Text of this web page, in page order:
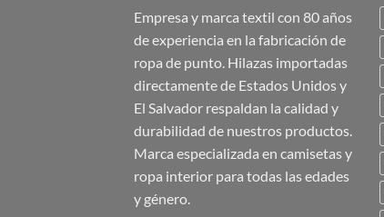
Empresa y marca textil con 80 años
de experiencia en la fabricación de
ropa de punto. Hilazas importadas
directamente de Estados Unidos y
El Salvador respaldan la calidad y
durabilidad de nuestros productos.
Marca especializada en camisetas y
ropa interior para todas las edades
y género.